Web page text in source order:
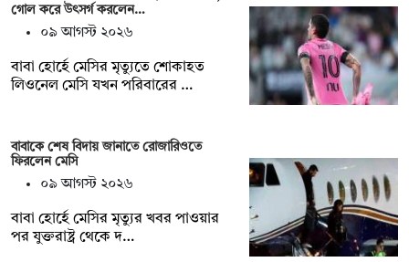
গোল করে উৎসর্গ করলেন…
০৯ আগস্ট ২০২৬
বাবা হোর্হে মেসির মৃত্যুতে শোকাহত
লিওনেল মেসি যখন পরিবারের …
বাবাকে শেষ বিদায় জানাতে রোজারিওতে
ফিরলেন মেসি
০৯ আগস্ট ২০২৬
বাবা হোর্হে মেসির মৃত্যুর খবর পাওয়ার
পর যুক্তরাষ্ট্র থেকে দ…